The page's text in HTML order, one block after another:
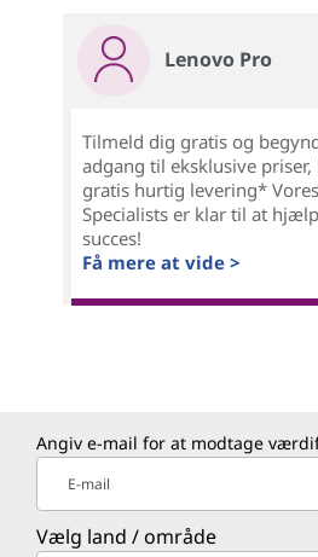
Lenovo Pro
Tilmeld dig gratis og
adgang til eksklusive
gratis hurtig levering*
Specialists er klar til at
succes!
Få mere at vide >
Angiv e-mail for at modtage
E-mail
Vælg land / område